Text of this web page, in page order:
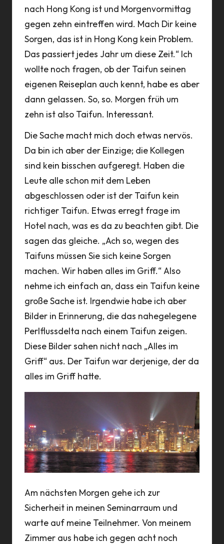
nach Hong Kong ist und Morgenvormittag
gegen zehn eintreffen wird. Mach Dir keine
Sorgen, das ist in Hong Kong kein Problem.
Das passiert jedes Jahr um diese Zeit.“ Ich
wollte noch fragen, ob der Taifun seinen
eigenen Reiseplan auch kennt, habe es aber
dann gelassen. So, so. Morgen früh um
zehn ist also Taifun. Interessant.
Die Sache macht mich doch etwas nervös.
Da bin ich aber der Einzige; die Kollegen
sind kein bisschen aufgeregt. Haben die
Leute alle schon mit dem Leben
abgeschlossen oder ist der Taifun kein
richtiger Taifun. Etwas erregt frage im
Hotel nach, was es da zu beachten gibt. Die
sagen das gleiche. „Ach so, wegen des
Taifuns müssen Sie sich keine Sorgen
machen. Wir haben alles im Griff.“ Also
nehme ich einfach an, dass ein Taifun keine
große Sache ist. Irgendwie habe ich aber
Bilder in Erinnerung, die das nahegelegene
Perlflussdelta nach einem Taifun zeigen.
Diese Bilder sahen nicht nach „Alles im
Griff“ aus. Der Taifun war derjenige, der da
alles im Griff hatte.
Am nächsten Morgen gehe ich zur
Sicherheit in meinen Seminarraum und
warte auf meine Teilnehmer. Von meinem
Zimmer aus habe ich gegen acht noch